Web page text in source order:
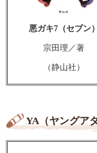
悪ガキ7（セブン）
宗田理／著
（静山社）
YA（ヤングア